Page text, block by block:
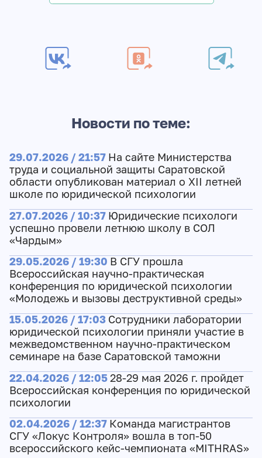
Новости по теме:
29.07.2026 / 21:57 На сайте Министерства
труда и социальной защиты Саратовской
области опубликован материал о XII летней
школе по юридической психологии
27.07.2026 / 10:37 Юридические психологи
успешно провели летнюю школу в СОЛ
«Чардым»
29.05.2026 / 19:30 В СГУ прошла
Всероссийская научно-практическая
конференция по юридической психологии
«Молодежь и вызовы деструктивной среды»
15.05.2026 / 17:03 Сотрудники лаборатории
юридической психологии приняли участие в
межведомственном научно-практическом
семинаре на базе Саратовской таможни
22.04.2026 / 12:0528-29 мая 2026 г. пройдет
Всероссийская конференция по юридической
психологии
02.04.2026 / 12:37 Команда магистрантов
СГУ «Локус Контроля» вошла в топ-50
всероссийского кейс-чемпионата «MITHRAS»